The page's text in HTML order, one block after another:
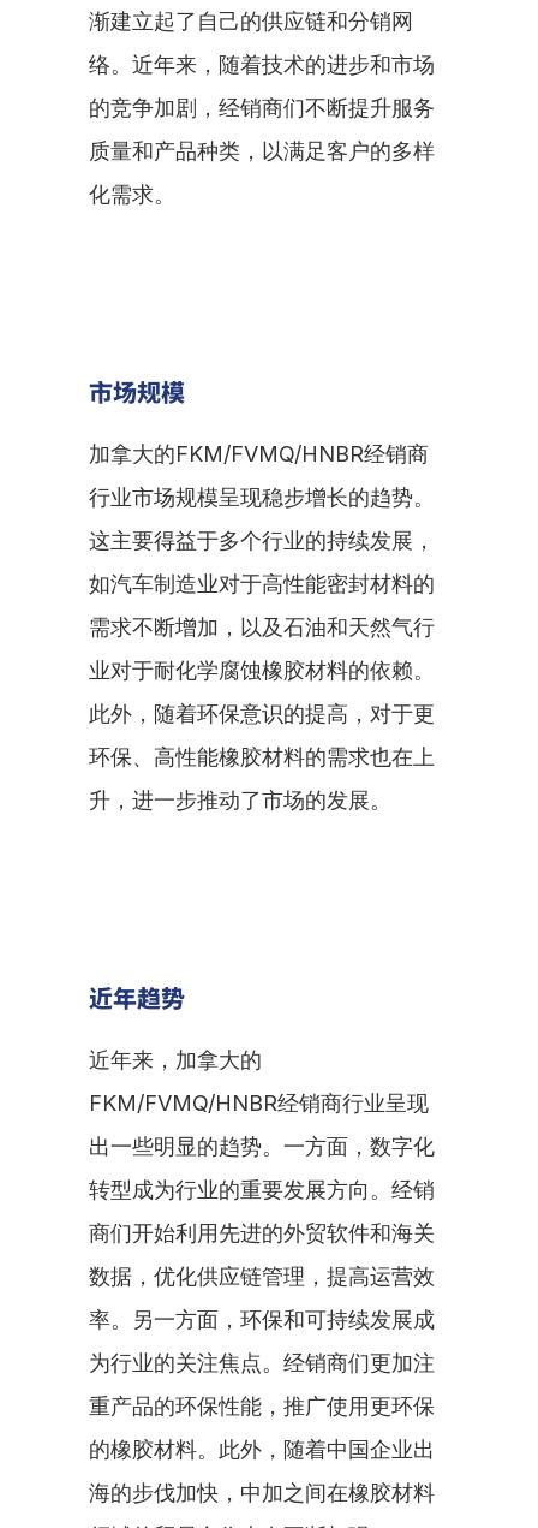
渐建立起了自己的供应链和分销网
络。近年来，随着技术的进步和市场
的竞争加剧，经销商们不断提升服务
质量和产品种类，以满足客户的多样
化需求。
市场规模
加拿大的FKM/FVMQ/HNBR经销商
行业市场规模呈现稳步增长的趋势。
这主要得益于多个行业的持续发展，
如汽车制造业对于高性能密封材料的
需求不断增加，以及石油和天然气行
业对于耐化学腐蚀橡胶材料的依赖。
此外，随着环保意识的提高，对于更
环保、高性能橡胶材料的需求也在上
升，进一步推动了市场的发展。
近年趋势
近年来，加拿大的
FKM/FVMQ/HNBR经销商行业呈现
出一些明显的趋势。一方面，数字化
转型成为行业的重要发展方向。经销
商们开始利用先进的外贸软件和海关
数据，优化供应链管理，提高运营效
率。另一方面，环保和可持续发展成
为行业的关注焦点。经销商们更加注
重产品的环保性能，推广使用更环保
的橡胶材料。此外，随着中国企业出
海的步伐加快，中加之间在橡胶材料